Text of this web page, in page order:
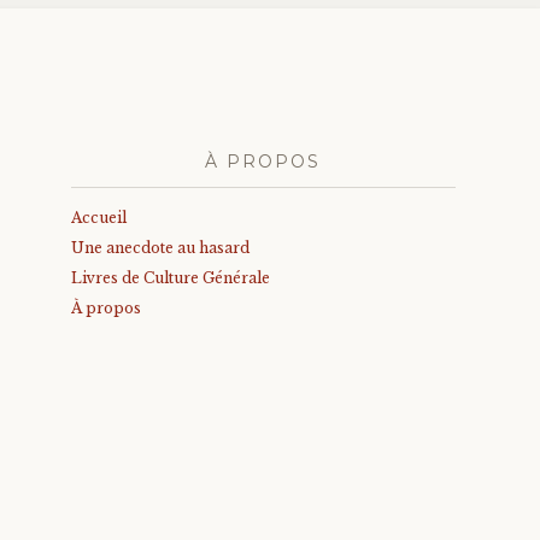
À PROPOS
Accueil
Une anecdote au hasard
Livres de Culture Générale
À propos